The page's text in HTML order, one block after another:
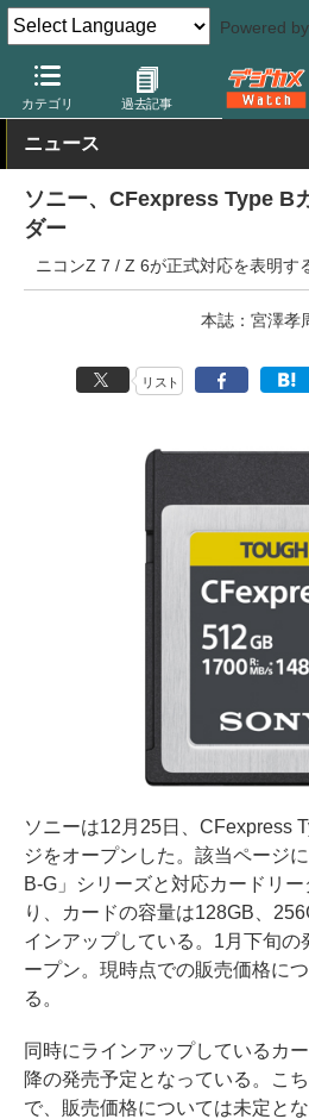
Powered by
カテゴリ 過去記事
デジカメ Watch 撮影用品 記録メデ
ニュース
ソニー、CFexpress Type B
ダー
ニコンZ 7 / Z 6が正式対応を表明す
本誌：宮澤孝
リスト
ソニーは12月25日、CFexpress
ジをオープンした。該当ページ
B-G」シリーズと対応カードリ
り、カードの容量は128GB、
インアップしている。1月下旬の
ープン。現時点での販売価格に
る。
同時にラインアップしているカ
降の発売予定となっている。こ
で、販売価格については未定とな